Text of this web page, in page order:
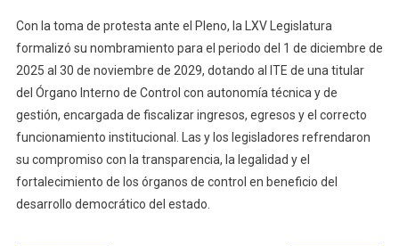
Con la toma de protesta ante el Pleno, la LXV Legislatura
formalizó su nombramiento para el periodo del 1 de diciembre de
2025 al 30 de noviembre de 2029, dotando al ITE de una titular
del Órgano Interno de Control con autonomía técnica y de
gestión, encargada de fiscalizar ingresos, egresos y el correcto
funcionamiento institucional. Las y los legisladores refrendaron
su compromiso con la transparencia, la legalidad y el
fortalecimiento de los órganos de control en beneficio del
desarrollo democrático del estado.